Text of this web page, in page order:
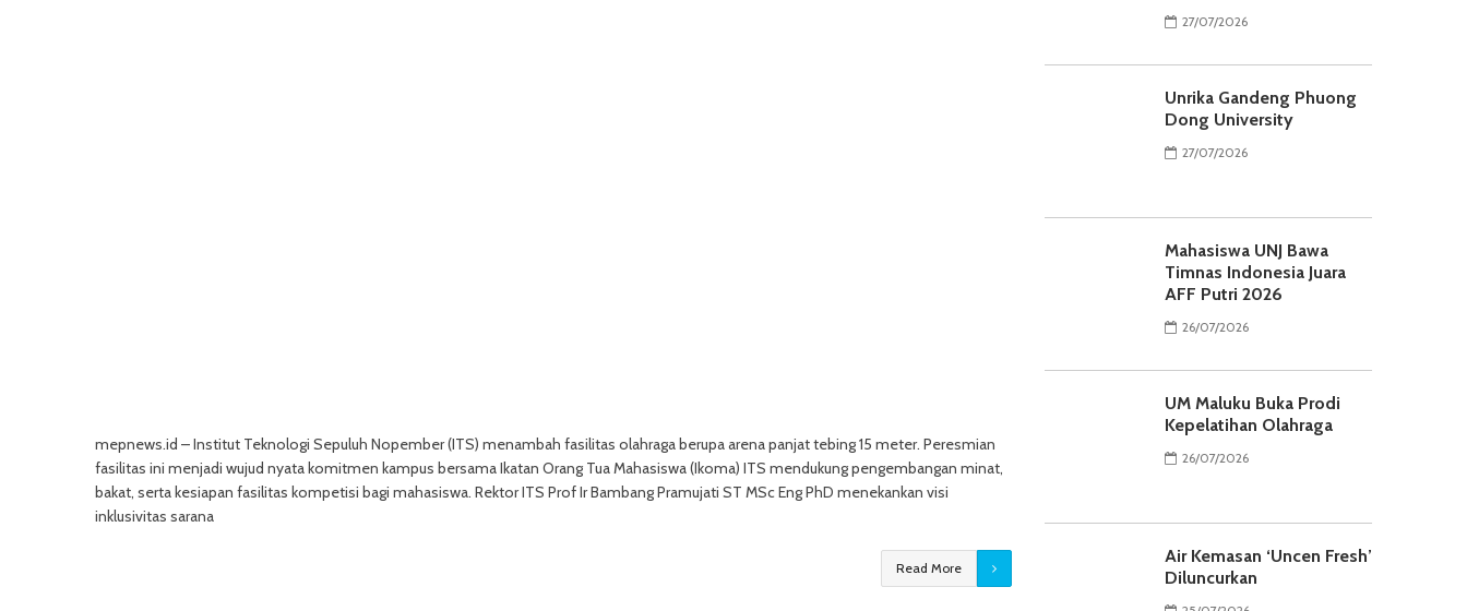
mepnews.id – Institut Teknologi Sepuluh Nopember (ITS) menambah fasilitas olahraga berupa arena panjat tebing 15 meter. Peresmian
fasilitas ini menjadi wujud nyata komitmen kampus bersama Ikatan Orang Tua Mahasiswa (Ikoma) ITS mendukung pengembangan minat,
bakat, serta kesiapan fasilitas kompetisi bagi mahasiswa. Rektor ITS Prof Ir Bambang Pramujati ST MSc Eng PhD menekankan visi
inklusivitas sarana
Read More
27/07/2026
Unrika Gandeng Phuong
Dong University
27/07/2026
Mahasiswa UNJ Bawa
Timnas Indonesia Juara
AFF Putri 2026
26/07/2026
UM Maluku Buka Prodi
Kepelatihan Olahraga
26/07/2026
Air Kemasan ‘Uncen Fresh’
Diluncurkan